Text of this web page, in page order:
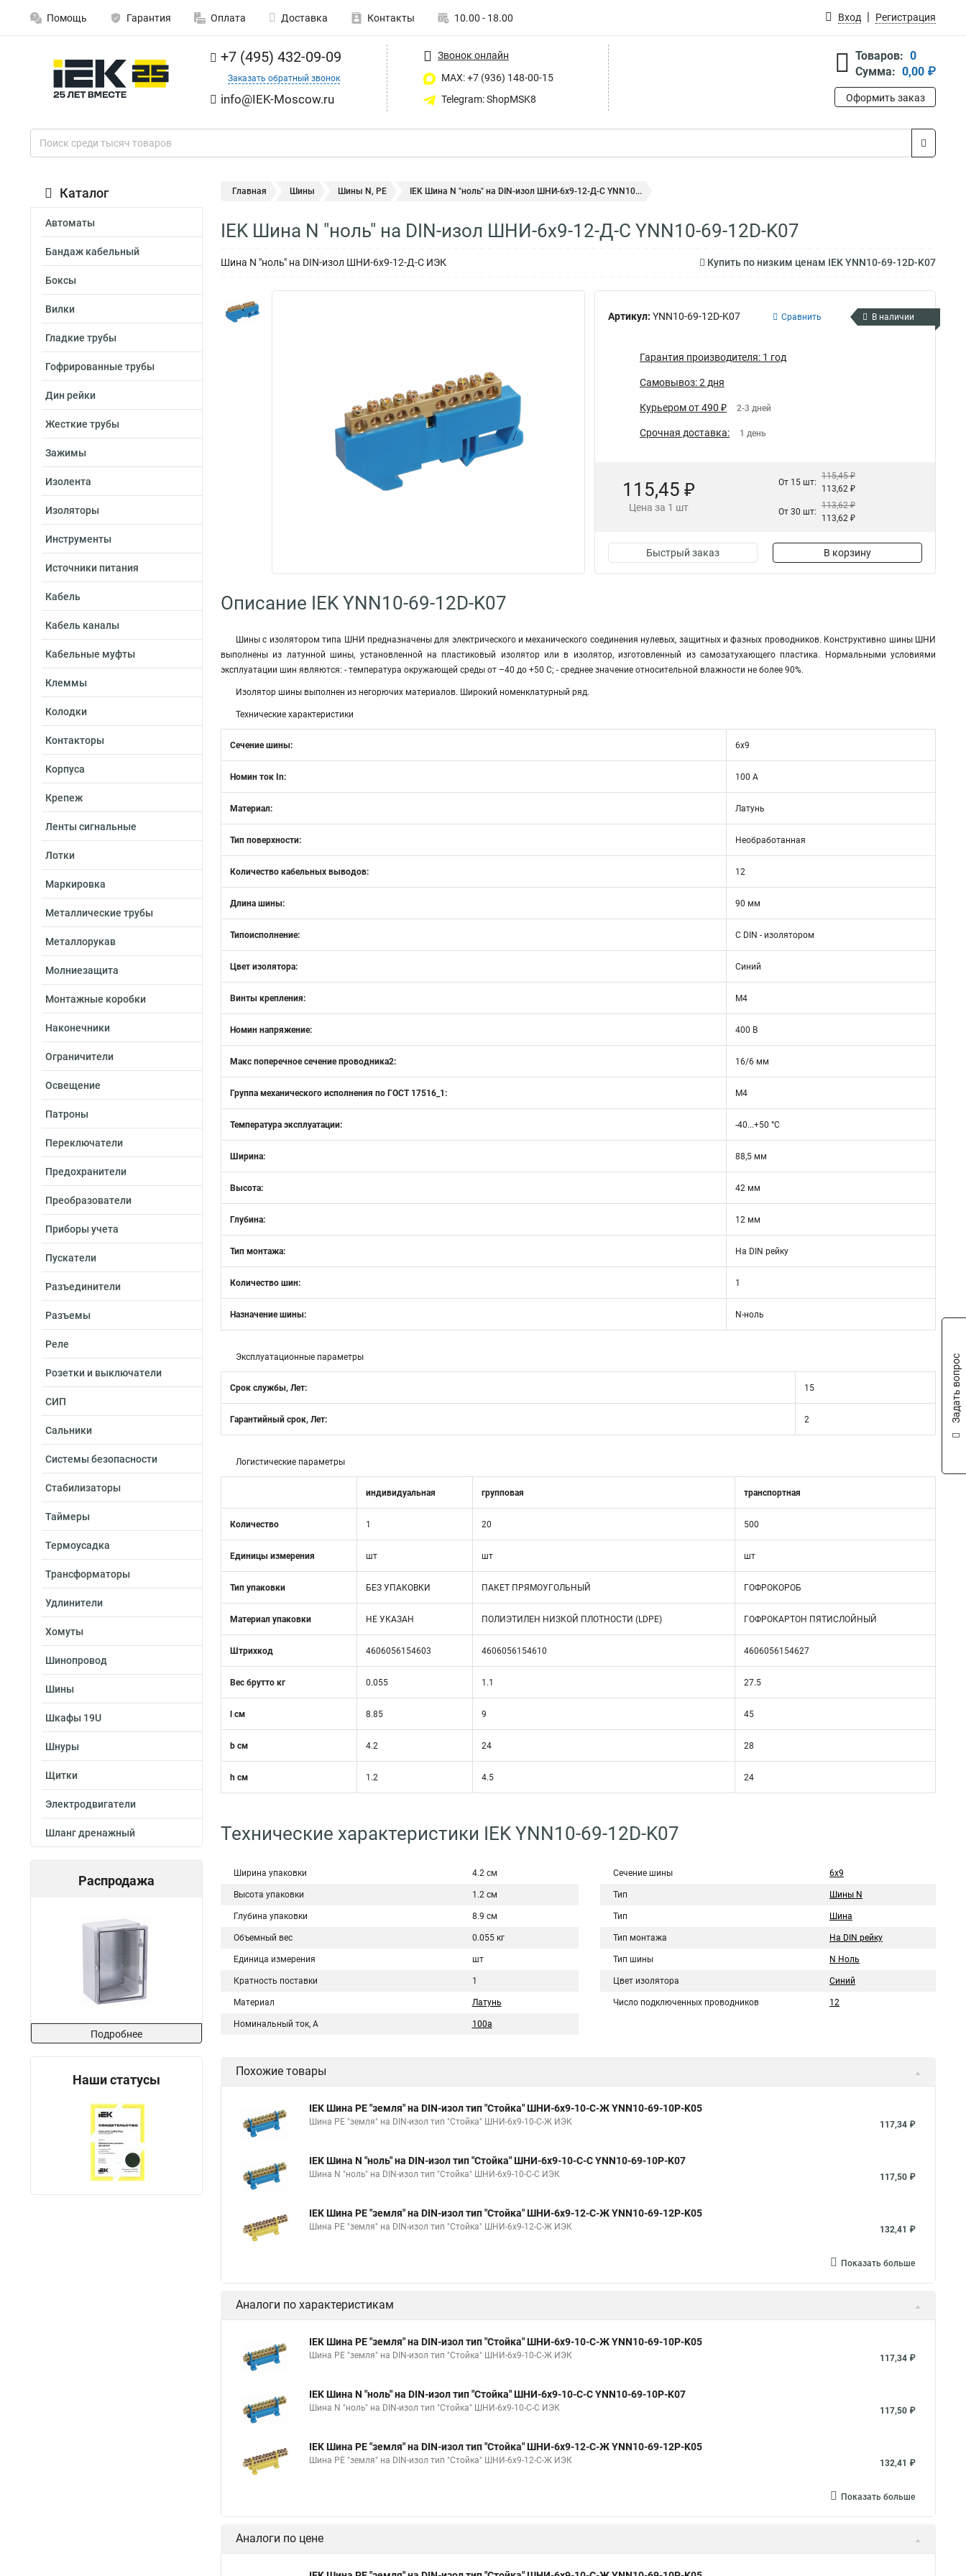
Помощь Гарантия Оплата Доставка Контакты 10.00 - 18.00 Вход Регистрация
+7 (495) 432-09-09
Заказать обратный звонок
info@IEK-Moscow.ru
Звонок онлайн
MAX: +7 (936) 148-00-15
Telegram: ShopMSK8
Товаров: 0
Сумма: 0,00 ₽
Оформить заказ
Каталог
Автоматы
Бандаж кабельный
Боксы
Вилки
Гладкие трубы
Гофрированные трубы
Дин рейки
Жесткие трубы
Зажимы
Изолента
Изоляторы
Инструменты
Источники питания
Кабель
Кабель каналы
Кабельные муфты
Клеммы
Колодки
Контакторы
Корпуса
Крепеж
Ленты сигнальные
Лотки
Маркировка
Металлические трубы
Металлорукав
Молниезащита
Монтажные коробки
Наконечники
Ограничители
Освещение
Патроны
Переключатели
Предохранители
Преобразователи
Приборы учета
Пускатели
Разъединители
Разъемы
Реле
Розетки и выключатели
СИП
Сальники
Системы безопасности
Стабилизаторы
Таймеры
Термоусадка
Трансформаторы
Удлинители
Хомуты
Шинопровод
Шины
Шкафы 19U
Шнуры
Щитки
Электродвигатели
Шланг дренажный
Распродажа
Подробнее
Наши статусы
Главная Шины Шины N, PE IEK Шина N "ноль" на DIN-изол ШНИ-6х9-12-Д-С YNN10...
IEK Шина N "ноль" на DIN-изол ШНИ-6х9-12-Д-С YNN10-69-12D-K07
Шина N "ноль" на DIN-изол ШНИ-6х9-12-Д-С ИЭК Купить по низким ценам IEK YNN10-69-12D-K07
Артикул: YNN10-69-12D-K07 Сравнить В наличии
Гарантия производителя: 1 год
Самовывоз: 2 дня
Курьером от 490 ₽ 2-3 дней
Срочная доставка: 1 день
115,45 ₽
Цена за 1 шт
От 15 шт:
115,45 ₽
113,62 ₽
От 30 шт:
113,62 ₽
113,62 ₽
Быстрый заказ В корзину
Описание IEK YNN10-69-12D-K07
Шины с изолятором типа ШНИ предназначены для электрического и механического соединения нулевых, защитных и фазных проводников. Конструктивно шины ШНИ
выполнены из латунной шины, установленной на пластиковый изолятор или в изолятор, изготовленный из самозатухающего пластика. Нормальными условиями
эксплуатации шин являютcя: - температура окружающей среды от –40 до +50 С; - среднее значение относительной влажности не более 90%.
Изолятор шины выполнен из негорючих материалов. Широкий номенклатурный ряд.
Технические характеристики
Сечение шины: 6х9
Номин ток In: 100 А
Материал: Латунь
Тип поверхности: Необработанная
Количество кабельных выводов: 12
Длина шины: 90 мм
Типоисполнение: С DIN - изолятором
Цвет изолятора: Синий
Винты крепления: М4
Номин напряжение: 400 В
Макс поперечное сечение проводника2: 16/6 мм
Группа механического исполнения по ГОСТ 17516_1: М4
Температура эксплуатации: -40...+50 °C
Ширина: 88,5 мм
Высота: 42 мм
Глубина: 12 мм
Тип монтажа: На DIN рейку
Количество шин: 1
Назначение шины: N-ноль
Эксплуатационные параметры
Срок службы, Лет: 15
Гарантийный срок, Лет: 2
Логистические параметры
индивидуальная групповая транспортная
Количество 1 20 500
Единицы измерения шт шт шт
Тип упаковки БЕЗ УПАКОВКИ ПАКЕТ ПРЯМОУГОЛЬНЫЙ ГОФРОКОРОБ
Материал упаковки НЕ УКАЗАН ПОЛИЭТИЛЕН НИЗКОЙ ПЛОТНОСТИ (LDPE) ГОФРОКАРТОН ПЯТИСЛОЙНЫЙ
Штрихкод 4606056154603 4606056154610 4606056154627
Вес брутто кг 0.055 1.1 27.5
l см 8.85 9 45
b см 4.2 24 28
h см 1.2 4.5 24
Технические характеристики IEK YNN10-69-12D-K07
Ширина упаковки 4.2 см
Высота упаковки 1.2 см
Глубина упаковки 8.9 см
Объемный вес 0.055 кг
Единица измерения шт
Кратность поставки 1
Материал Латунь
Номинальный ток, А 100а
Сечение шины 6х9
Тип Шины N
Тип Шина
Тип монтажа На DIN рейку
Тип шины N Ноль
Цвет изолятора Синий
Число подключенных проводников 12
Похожие товары
IEK Шина PE "земля" на DIN-изол тип "Стойка" ШНИ-6х9-10-С-Ж YNN10-69-10P-K05
Шина PE "земля" на DIN-изол тип "Стойка" ШНИ-6х9-10-С-Ж ИЭК 117,34 ₽
IEK Шина N "ноль" на DIN-изол тип "Стойка" ШНИ-6х9-10-С-С YNN10-69-10P-K07
Шина N "ноль" на DIN-изол тип "Стойка" ШНИ-6х9-10-С-С ИЭК 117,50 ₽
IEK Шина PE "земля" на DIN-изол тип "Стойка" ШНИ-6х9-12-С-Ж YNN10-69-12P-K05
Шина PE "земля" на DIN-изол тип "Стойка" ШНИ-6х9-12-С-Ж ИЭК 132,41 ₽
Показать больше
Аналоги по характеристикам
IEK Шина PE "земля" на DIN-изол тип "Стойка" ШНИ-6х9-10-С-Ж YNN10-69-10P-K05
Шина PE "земля" на DIN-изол тип "Стойка" ШНИ-6х9-10-С-Ж ИЭК 117,34 ₽
IEK Шина N "ноль" на DIN-изол тип "Стойка" ШНИ-6х9-10-С-С YNN10-69-10P-K07
Шина N "ноль" на DIN-изол тип "Стойка" ШНИ-6х9-10-С-С ИЭК 117,50 ₽
IEK Шина PE "земля" на DIN-изол тип "Стойка" ШНИ-6х9-12-С-Ж YNN10-69-12P-K05
Шина PE "земля" на DIN-изол тип "Стойка" ШНИ-6х9-12-С-Ж ИЭК 132,41 ₽
Показать больше
Аналоги по цене
Задать вопрос